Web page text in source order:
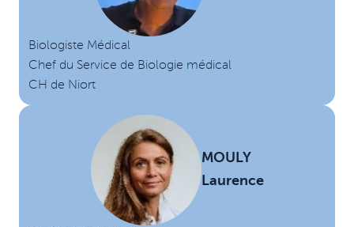
Biologiste Médical
Chef du Service de Biologie médical
CH de Niort
MOULY
Laurence